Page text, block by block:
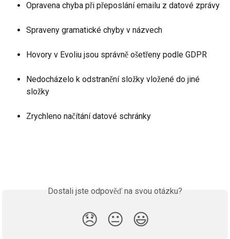
Opravena chyba při přeposlání emailu z datové zprávy
Spraveny gramatické chyby v názvech
Hovory v Evoliu jsou správně ošetřeny podle GDPR
Nedocházelo k odstranění složky vložené do jiné
složky
Zrychleno načítání datové schránky
Dostali jste odpověď na svou otázku?
😞 😐 😃